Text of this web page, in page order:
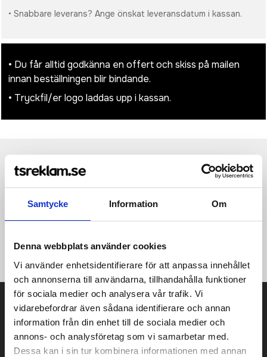
Samtycke Information Om
Denna webbplats använder cookies
Vi använder enhetsidentifierare för att anpassa innehållet
och annonserna till användarna, tillhandahålla funktioner
för sociala medier och analysera vår trafik. Vi
vidarebefordrar även sådana identifierare och annan
information från din enhet till de sociala medier och
annons- och analysföretag som vi samarbetar med.
Dessa kan i sin tur kombinera informationen med annan
• Snabbare leverans? Ange önskat leveransdatum i kassan.
• Du får alltid godkänna en offert och skiss på mailen
innan beställningen blir bindande.
• Tryckfil/er logo laddas upp i kassan.
Produktinformation Recensioner (954st)
Jotter står sig som en autentisk designikon under de senaste
QuinkFlow refill. Exklusiv design. Parker presentförpackning.
Prisuppgift på mailen?
Kontakta oss här för att få förslag på produkt och pris över
mailen.
Det går också utmärkt att bara ställa frågor!